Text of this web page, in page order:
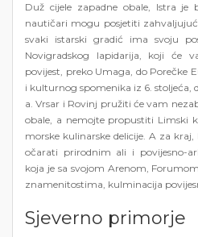
Duž cijele zapadne obale, Istra je
nautičari mogu posjetiti
svaki istarski gradić ima svoju
Novigradskog lapidarija, koji će
povijest, preko Umaga, do Porečke
i kulturnog spomenika iz 6. stoljeća,
a. Vrsar i Rovinj pružiti će vam
obale, a nemojte propustiti Limski
morske kulinarske delicije. A za
očarati prirodnim ali i povijesno-
koja je sa svojom Arenom,
znamenitostima, kulminacija
Sjeverno primorje